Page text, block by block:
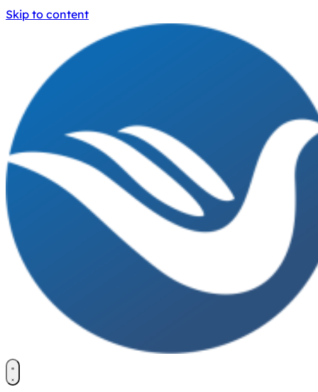
Skip to content